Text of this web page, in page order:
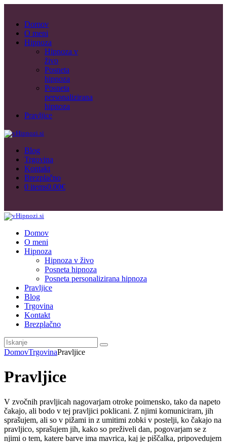
Domov
O meni
Hipnoza
Hipnoza v
živo
Posneta
hipnoza
Posneta
personalizirana
hipnoza
Pravljice
Blog
Trgovina
Kontakt
Brezplačno
0 items0.00€
Domov
O meni
Hipnoza
Hipnoza v živo
Posneta hipnoza
Posneta personalizirana hipnoza
Pravljice
Blog
Trgovina
Kontakt
Brezplačno
DomovTrgovinaPravljice
Pravljice
V zvočnih pravljicah nagovarjam otroke poimensko, tako da napeto
čakajo, ali bodo v tej pravljici poklicani. Z njimi komuniciram, jih
sprašujem, ali so v pižami in z umitimi zobki v postelji, ko čakajo na
pravljico, sprašujem jih, kako so preživeli dan, pogovarjam se z
njimi o tem, katere barve ima mavrica, kaj je piščalka, pripovedujem